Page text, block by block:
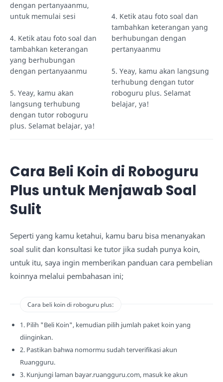
dengan pertanyaanmu,
untuk memulai sesi
4. Ketik atau foto soal dan
tambahkan keterangan
yang berhubungan
dengan pertanyaanmu
5. Yeay, kamu akan
langsung terhubung
dengan tutor roboguru
plus. Selamat belajar, ya!
4. Ketik atau foto soal dan
tambahkan keterangan yang
berhubungan dengan
pertanyaanmu
5. Yeay, kamu akan langsung
terhubung dengan tutor
roboguru plus. Selamat
belajar, ya!
Cara Beli Koin di Roboguru
Plus untuk Menjawab Soal
Sulit
Seperti yang kamu ketahui, kamu baru bisa menanyakan
soal sulit dan konsultasi ke tutor jika sudah punya koin,
untuk itu, saya ingin memberikan panduan cara pembelian
koinnya melalui pembahasan ini;
Cara beli koin di roboguru plus:
1. Pilih "Beli Koin", kemudian pilih jumlah paket koin yang
diinginkan.
2. Pastikan bahwa nomormu sudah terverifikasi akun
Ruangguru.
3. Kunjungi laman bayar.ruangguru.com, masuk ke akun